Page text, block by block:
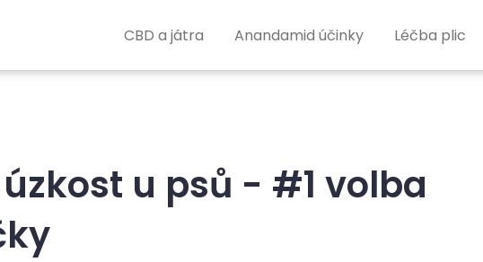
CBD a játra Anandamid účinky Léčba plic
u psů - #1 volba